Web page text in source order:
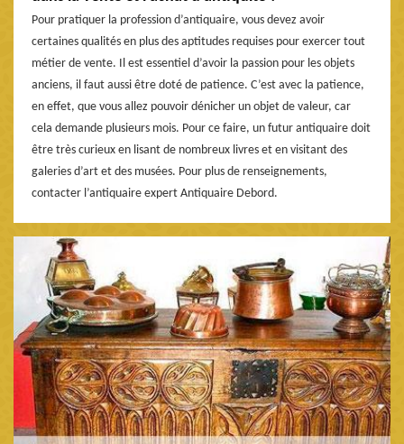
Pour pratiquer la profession d’antiquaire, vous devez avoir
certaines qualités en plus des aptitudes requises pour exercer tout
métier de vente. Il est essentiel d’avoir la passion pour les objets
anciens, il faut aussi être doté de patience. C’est avec la patience,
en effet, que vous allez pouvoir dénicher un objet de valeur, car
cela demande plusieurs mois. Pour ce faire, un futur antiquaire doit
être très curieux en lisant de nombreux livres et en visitant des
galeries d’art et des musées. Pour plus de renseignements,
contacter l’antiquaire expert Antiquaire Debord.